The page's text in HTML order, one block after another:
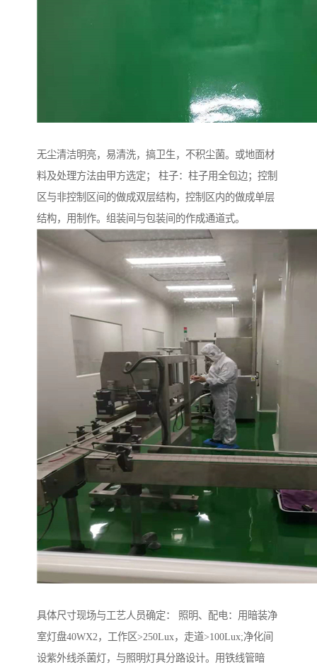
无尘清洁明亮，易清洗，搞卫生，不积尘菌。或地面材
料及处理方法由甲方选定； 柱子：柱子用全包边；控制
区与非控制区间的做成双层结构，控制区内的做成单层
结构，用制作。组装间与包装间的作成通道式。
具体尺寸现场与工艺人员确定： 照明、配电：用暗装净
室灯盘40WX2，工作区>250Lux，走道>100Lux;净化间
设紫外线杀菌灯，与照明灯具分路设计。用铁线管暗